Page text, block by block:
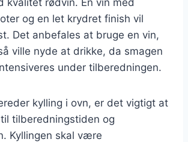
og en let krydret finish vil
Det anbefales at bruge en vin,
ville nyde at drikke, da smagen
under tilberedningen.
kylling i ovn, er det vigtigt at
tilberedningstiden og
Kyllingen skal være